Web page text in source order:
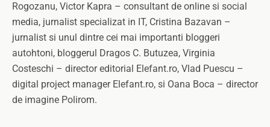
Rogozanu, Victor Kapra – consultant de online si social
media, jurnalist specializat in IT, Cristina Bazavan –
jurnalist si unul dintre cei mai importanti bloggeri
autohtoni, bloggerul Dragos C. Butuzea, Virginia
Costeschi – director editorial Elefant.ro, Vlad Puescu –
digital project manager Elefant.ro, si Oana Boca – director
de imagine Polirom.